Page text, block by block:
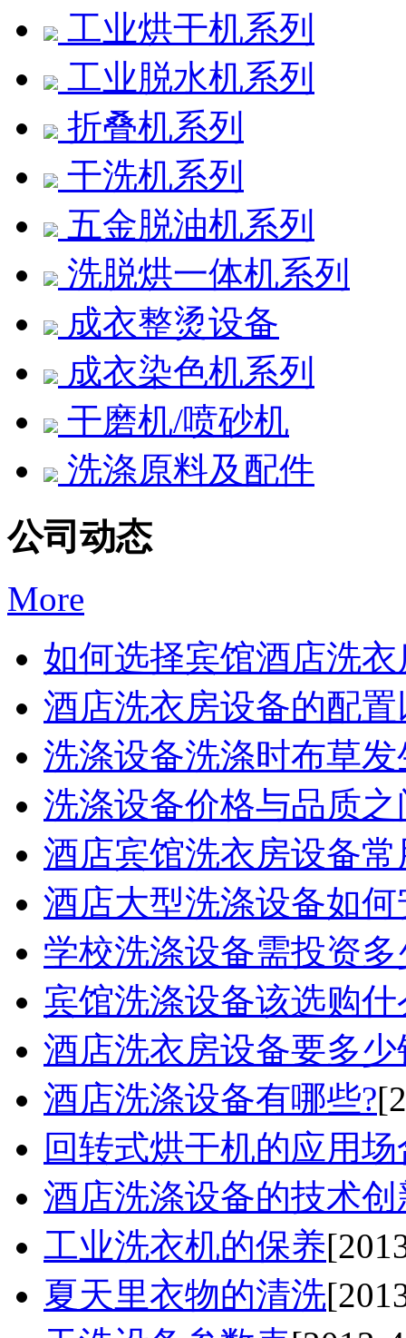
工业烘干机系列
工业脱水机系列
折叠机系列
干洗机系列
五金脱油机系列
洗脱烘一体机系列
成衣整烫设备
成衣染色机系列
干磨机/喷砂机
洗涤原料及配件
公司动态
More
如何选择宾馆酒店洗衣
酒店洗衣房设备的配置
洗涤设备洗涤时布草发
洗涤设备价格与品质之
酒店宾馆洗衣房设备常
酒店大型洗涤设备如何
学校洗涤设备需投资多
宾馆洗涤设备该选购什
酒店洗衣房设备要多少
酒店洗涤设备有哪些?
回转式烘干机的应用场
酒店洗涤设备的技术
工业洗衣机的保养
夏天里衣物的清洗